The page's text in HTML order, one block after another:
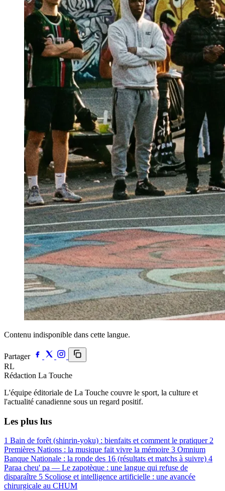
Contenu indisponible dans cette langue.
Partager
RL
Rédaction La Touche
L'équipe éditoriale de La Touche couvre le sport, la culture et
l'actualité canadienne sous un regard positif.
Les plus lus
1 Bain de forêt (shinrin-yoku) : bienfaits et comment le pratiquer 2
Premières Nations : la musique fait vivre la mémoire 3 Omnium
Banque Nationale : la ronde des 16 (résultats et matchs à suivre) 4
Paraa cheu' pa — Le zapotèque : une langue qui refuse de
disparaître 5 Scoliose et intelligence artificielle : une avancée
chirurgicale au CHUM